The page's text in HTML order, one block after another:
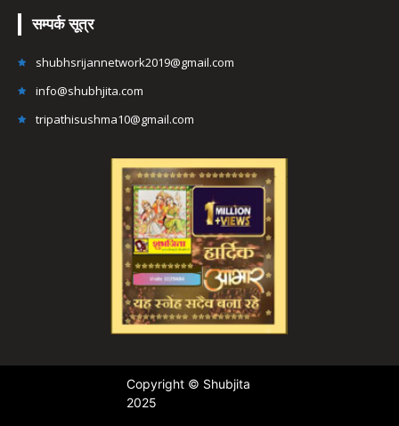
सम्पर्क सूत्र
shubhsrijannetwork2019@gmail.com
info@shubhjita.com
tripathisushma10@gmail.com
Copyright © Shubjita
2025